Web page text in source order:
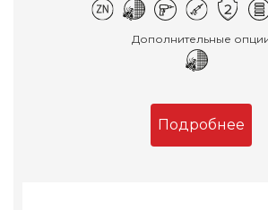
Дополнительные
Подробнее